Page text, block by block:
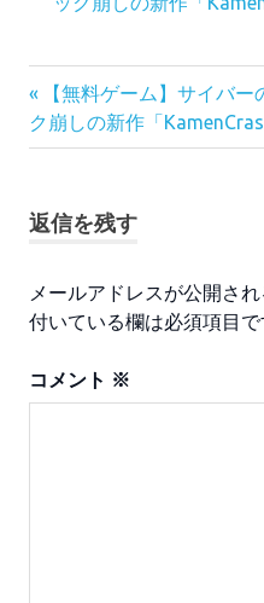
投
稿
ビ
ー
ョ
前
の
記
【無料ゲーム】サイバ
ク崩しの新作「
返信を残す
メールアドレスが公開さ
付いている欄は必須項目で
コメント ※